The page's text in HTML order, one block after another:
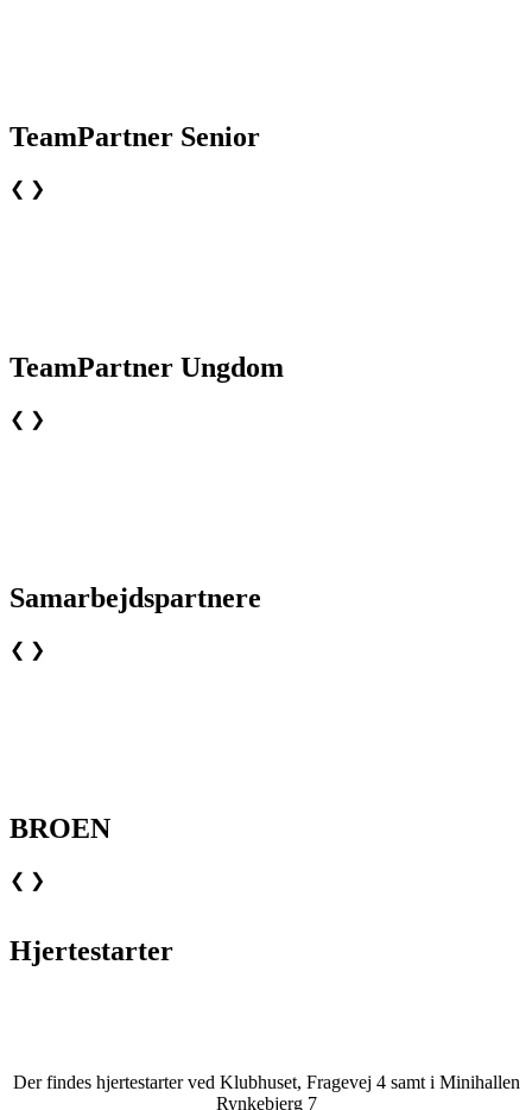
TeamPartner Senior
❮ ❯
TeamPartner Ungdom
❮ ❯
Samarbejdspartnere
❮ ❯
BROEN
❮ ❯
Hjertestarter
Der findes hjertestarter ved Klubhuset, Fragevej 4 samt i Minihallen
Rynkebjerg 7